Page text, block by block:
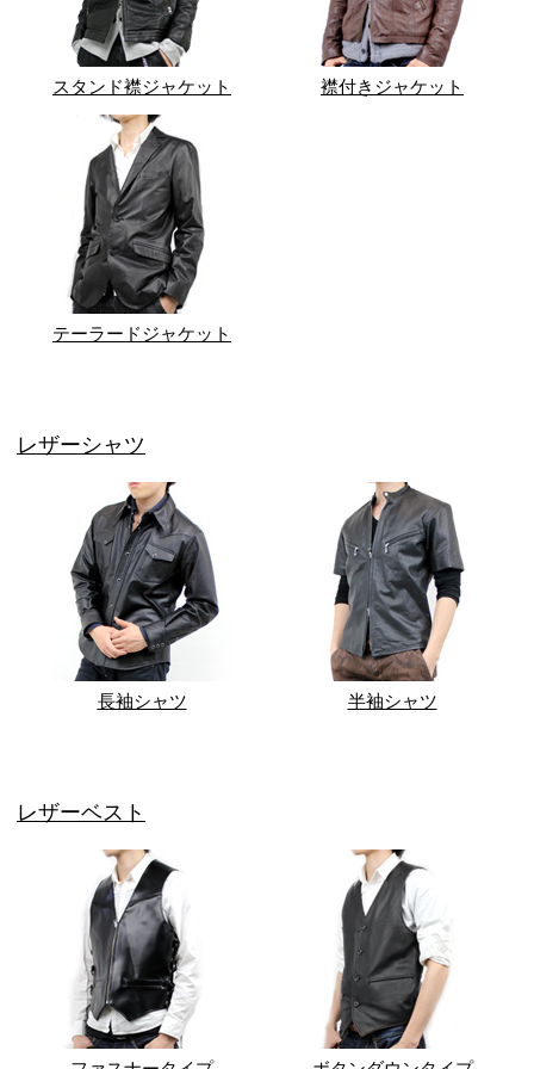
スタンド襟ジャケット 襟付きジャケット
テーラードジャケット
レザーシャツ
長袖シャツ 半袖シャツ
レザーベスト